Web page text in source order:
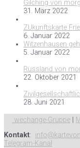
Gilching von
31. März 2022
ZUkunftskarte
6. Januar 2022
Witzenhausen
5. Januar 2022
Russland von
22. Oktober 2021
28. Juni 2021
wechange-Gruppe
Kontakt:
Telegram-Kanal